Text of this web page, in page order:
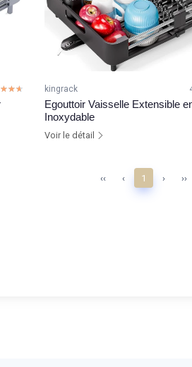
kingrack
Egouttoir Vaisselle Extensible
Inoxydable
Voir le détail
‹‹ ‹ 1 › ››